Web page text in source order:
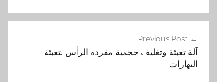
المقالات
Previous Post
آلة تعبئة وتغليف حجمية مفرده الرأس لتعبئة
البهارات